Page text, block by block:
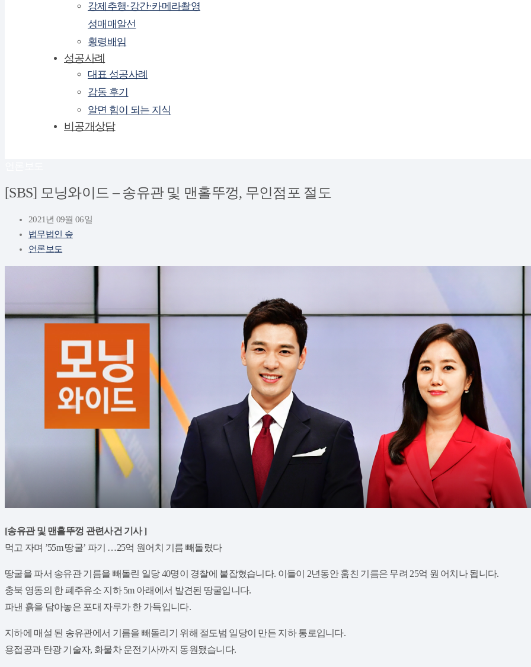
강제추행·강간·카메라촬영
성매매알선
횡령배임
성공사례
대표 성공사례
감동 후기
알면 힘이 되는 지식
비공개상담
[SBS] 모닝와이드 – 송유관 및 맨홀뚜껑, 무인점포 절도
2021년 09월 06일
법무법인 숲
언론보도
​[송유관 및 맨홀뚜껑 관련사건 기사 ]
먹고 자며 ’55m 땅굴’ 파기 …25억 원어치 기름 빼돌렸다
​땅굴을 파서 송유관 기름을 빼돌린 일당 40명이 경찰에 붙잡혔습니다. 이들이 2년동안 훔친 기름은 무려 25억 원 어치나 됩니다.
충북 영동의 한 폐주유소 지하 5m 아래에서 발견된 땅굴입니다.
파낸 흙을 담아놓은 포대 자루가 한 가득입니다.
​지하에 매설 된 송유관에서 기름을 빼돌리기 위해 절도범 일당이 만든 지하 통로입니다.
용접공과 탄광 기술자, 화물차 운전기사까지 동원됐습니다.